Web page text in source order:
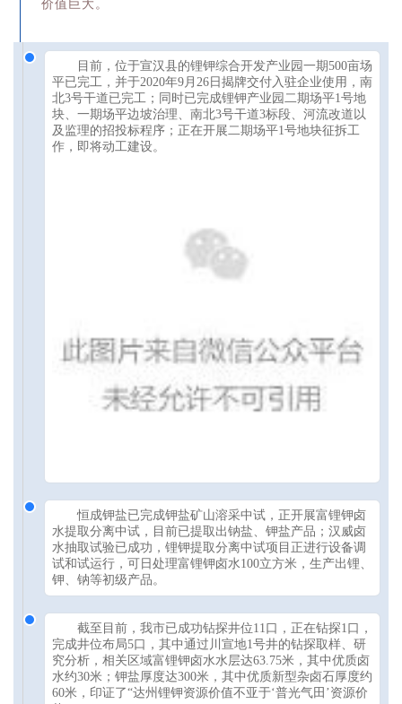
价值巨大。
目前，位于宣汉县的锂钾综合开发产业园一期500亩场
平已完工，并于2020年9月26日揭牌交付入驻企业使用，南
北3号干道已完工；同时已完成锂钾产业园二期场平1号地
块、一期场平边坡治理、南北3号干道3标段、河流改道以
及监理的招投标程序；正在开展二期场平1号地块征拆工
作，即将动工建设。
恒成钾盐已完成钾盐矿山溶采中试，正开展富锂钾卤
水提取分离中试，目前已提取出钠盐、钾盐产品；汉威卤
水抽取试验已成功，锂钾提取分离中试项目正进行设备调
试和试运行，可日处理富锂钾卤水100立方米，生产出锂、
钾、钠等初级产品。
截至目前，我市已成功钻探井位11口，正在钻探1口，
完成井位布局5口，其中通过川宣地1号井的钻探取样、研
究分析，相关区域富锂钾卤水水层达63.75米，其中优质卤
水约30米；钾盐厚度达300米，其中优质新型杂卤石厚度约
60米，印证了“达州锂钾资源价值不亚于‘普光气田’资源价